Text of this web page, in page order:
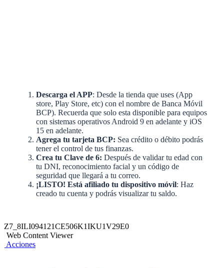
Descarga el APP: Desde la tienda que uses (App
store, Play Store, etc) con el nombre de Banca Móvil
BCP). Recuerda que solo esta disponible para equipos
con sistemas operativos Android 9 en adelante y iOS
15 en adelante.
Agrega tu tarjeta BCP: Sea crédito o débito podrás
tener el control de tus finanzas.
Crea tu Clave de 6: Después de validar tu edad con
tu DNI, reconocimiento facial y un código de
seguridad que llegará a tu correo.
¡LISTO! Está afiliado tu dispositivo móvil: Haz
creado tu cuenta y podrás visualizar tu saldo.
Z7_8ILI094121CE506K1IKU1V29E0
Web Content Viewer
Acciones